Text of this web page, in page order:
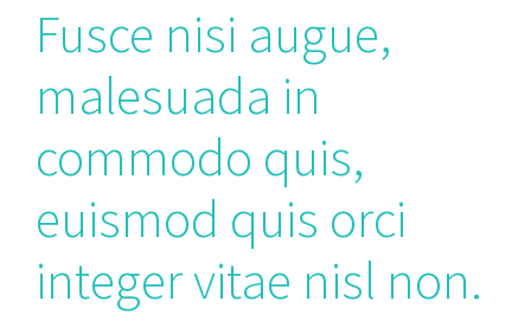
Fusce nisi augue,
malesuada in
commodo quis,
euismod quis orci
integer vitae nisl non.